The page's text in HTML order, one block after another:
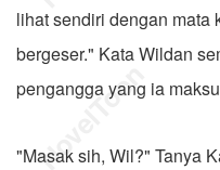
lihat sendiri dengan mata
bergeser." Kata Wildan
pengangga yang ia
"Masak sih, Wil?" Tanya